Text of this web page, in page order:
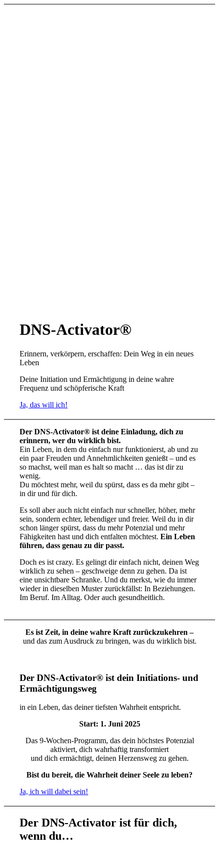
DNS-Activator®
Erinnern, verkörpern, erschaffen: Dein Weg in ein neues
Leben
Deine Initiation und Ermächtigung in deine wahre
Frequenz und schöpferische Kraft
Ja, das will ich!
Der DNS-Activator® ist deine Einladung, dich zu
erinnern, wer du wirklich bist.
Ein Leben, in dem du einfach nur funktionierst, ab und zu
ein paar Freuden und Annehmlichkeiten genießt – und es
so machst, weil man es halt so macht … das ist dir zu
wenig.
Du möchtest mehr, weil du spürst, dass es da mehr gibt –
in dir und für dich.
Es soll aber auch nicht einfach nur schneller, höher, mehr
sein, sondern echter, lebendiger und freier. Weil du in dir
schon länger spürst, dass du mehr Potenzial und mehr
Fähigkeiten hast und dich entfalten möchtest.Ein Leben
führen, dass genau zu dir passt.
Doch es ist crazy. Es gelingt dir einfach nicht, deinen Weg
wirklich zu sehen – geschweige denn zu gehen. Da ist
eine unsichtbare Schranke. Und du merkst, wie du immer
wieder in dieselben Muster zurückfällst: In Beziehungen.
Im Beruf. Im Alltag. Oder auch gesundheitlich.
Es ist Zeit, in deine wahre Kraft zurückzukehren –
und das zum Ausdruck zu bringen, was du wirklich bist.
Der DNS-Activator® ist dein Initiations- und
Ermächtigungsweg
in ein Leben, das deiner tiefsten Wahrheit entspricht.
Start: 1. Juni 2025
Das 9-Wochen-Programm, das dein höchstes Potenzial
aktiviert, dich wahrhaftig transformiert
und dich ermächtigt, deinen Herzensweg zu gehen.
Bist du bereit, die Wahrheit deiner Seele zu leben?
Ja, ich will dabei sein!
Der DNS-Activator ist für dich,
wenn du…